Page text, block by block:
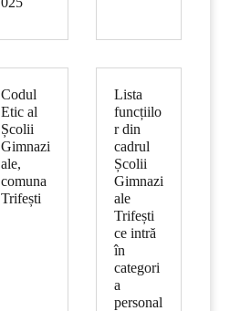
Codul
Etic al
Școlii
Gimnazi
ale,
comuna
Trifești
Lista
funcțiilo
r din
cadrul
Școlii
Gimnazi
ale
Trifești
ce intră
în
categori
a
personal